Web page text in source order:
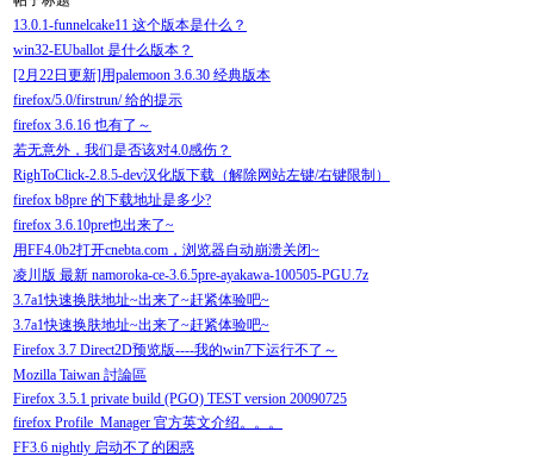
13.0.1-funnelcake11 这个版本是什么？
win32-EUballot 是什么版本？
[2月22日更新]用palemoon 3.6.30 经典版本
firefox/5.0/firstrun/ 给的提示
firefox 3.6.16 也有了～
若无意外，我们是否该对4.0感伤？
RighToClick-2.8.5-dev汉化版下载（解除网站左键/右键限制）
firefox b8pre 的下载地址是多少?
firefox 3.6.10pre也出来了~
用FF4.0b2打开cnebta.com，浏览器自动崩溃关闭~
凌川版 最新 namoroka-ce-3.6.5pre-ayakawa-100505-PGU.7z
3.7a1快速换肤地址~出来了~赶紧体验吧~
3.7a1快速换肤地址~出来了~赶紧体验吧~
Firefox 3.7 Direct2D预览版----我的win7下运行不了～
Mozilla Taiwan 討論區
Firefox 3.5.1 private build (PGO) TEST version 20090725
firefox Profile_Manager 官方英文介绍。。。
FF3.6 nightly 启动不了的困惑